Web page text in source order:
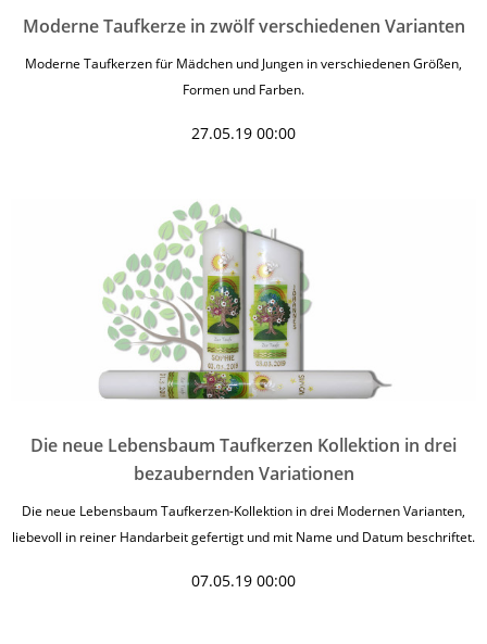
Moderne Taufkerze in zwölf verschiedenen Varianten
Moderne Taufkerzen für Mädchen und Jungen in verschiedenen Größen,
Formen und Farben.
27.05.19 00:00
Die neue Lebensbaum Taufkerzen Kollektion in drei
bezaubernden Variationen
Die neue Lebensbaum Taufkerzen-Kollektion in drei Modernen Varianten,
liebevoll in reiner Handarbeit gefertigt und mit Name und Datum beschriftet.
07.05.19 00:00